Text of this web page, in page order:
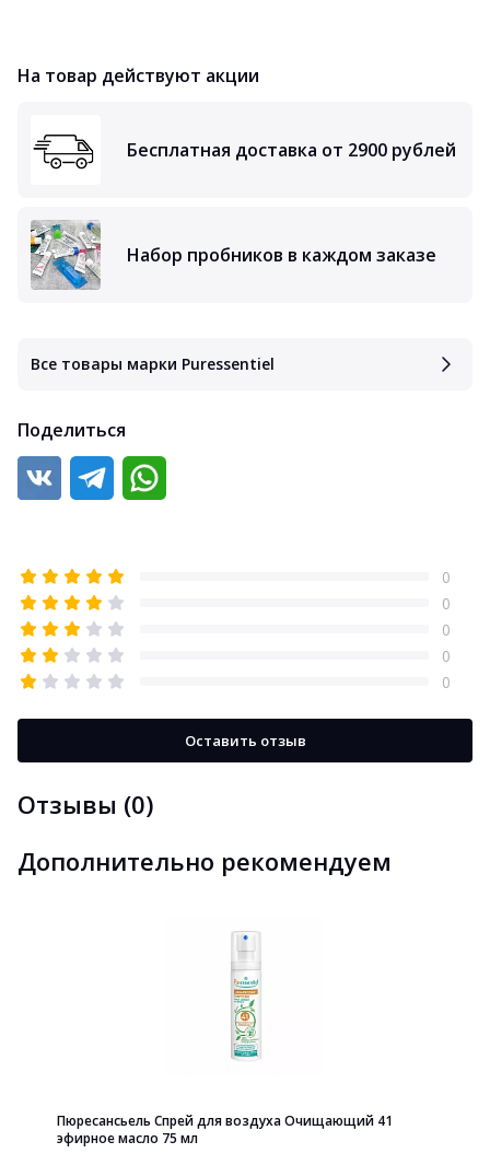
На товар действуют акции
Бесплатная доставка от 2900 рублей
Набор пробников в каждом заказе
Все товары марки Puressentiel
Поделиться
Отзывы (0)
0
0
0
0
0
Оставить отзыв
Дополнительно рекомендуем
Пюресансьель Спрей для воздуха Очищающий 41
эфирное масло 75 мл